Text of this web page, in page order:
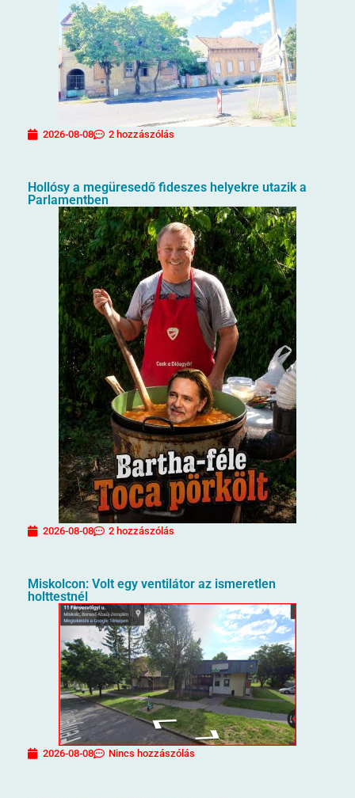
2026-08-08 2 hozzászólás
Hollósy a megüresedő fideszes helyekre utazik a
Parlamentben
2026-08-08 2 hozzászólás
Miskolcon: Volt egy ventilátor az ismeretlen
holttestnél
2026-08-08 Nincs hozzászólás